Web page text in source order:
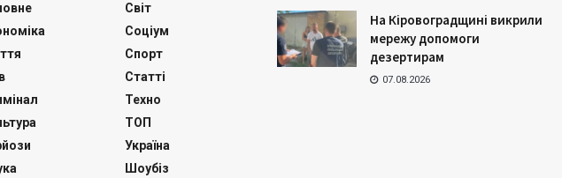
Світ
Соціум
Спорт
Статті
Техно
ТОП
Україна
Шоубіз
На Кіровоградщині викрили
мережу допомоги
дезертирам
07.08.2026